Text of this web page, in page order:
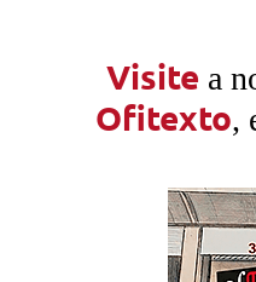
Visite a
Ofitexto,